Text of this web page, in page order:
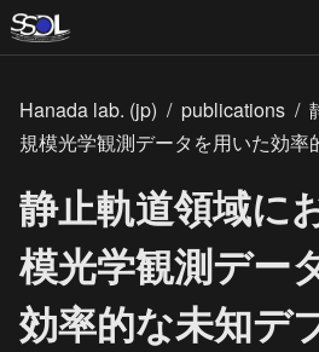
Hanada lab. (jp) / publications /
規模光学観測データを用いた効率
静止軌道領域に
模光学観測デー
効率的な未知デ